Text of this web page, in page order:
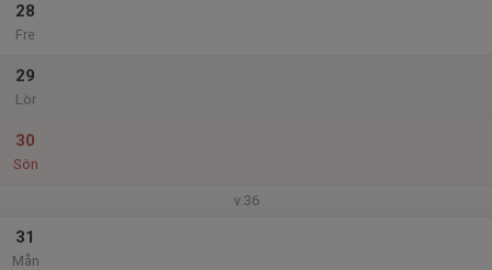
28
Fre
29
Lör
30
Sön
v.36
31
Mån